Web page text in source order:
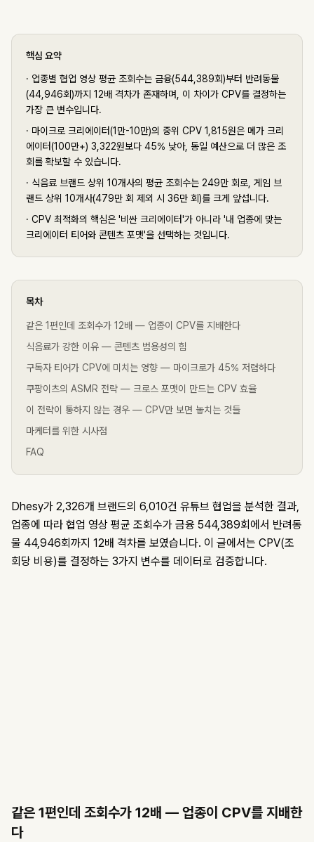
핵심 요약
· 업종별 협업 영상 평균 조회수는 금융(544,389회)부터 반려동물
(44,946회)까지 12배 격차가 존재하며, 이 차이가 CPV를 결정하는
가장 큰 변수입니다.
· 마이크로 크리에이터(1만-10만)의 중위 CPV 1,815원은 메가 크리
에이터(100만+) 3,322원보다 45% 낮아, 동일 예산으로 더 많은 조
회를 확보할 수 있습니다.
· 식음료 브랜드 상위 10개사의 평균 조회수는 249만 회로, 게임 브
랜드 상위 10개사(479만 회 제외 시 36만 회)를 크게 앞섭니다.
· CPV 최적화의 핵심은 '비싼 크리에이터'가 아니라 '내 업종에 맞는
크리에이터 티어와 콘텐츠 포맷'을 선택하는 것입니다.
목차
같은 1편인데 조회수가 12배 — 업종이 CPV를 지배한다
식음료가 강한 이유 — 콘텐츠 범용성의 힘
구독자 티어가 CPV에 미치는 영향 — 마이크로가 45% 저렴하다
쿠팡이츠의 ASMR 전략 — 크로스 포맷이 만드는 CPV 효율
이 전략이 통하지 않는 경우 — CPV만 보면 놓치는 것들
마케터를 위한 시사점
FAQ
Dhesy가 2,326개 브랜드의 6,010건 유튜브 협업을 분석한 결과,
업종에 따라 협업 영상 평균 조회수가 금융 544,389회에서 반려동
물 44,946회까지 12배 격차를 보였습니다. 이 글에서는 CPV(조
회당 비용)를 결정하는 3가지 변수를 데이터로 검증합니다.
같은 1편인데 조회수가 12배 — 업종이 CPV를 지배한
다